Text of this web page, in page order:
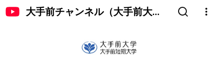
大手前チャンネル（大手前大